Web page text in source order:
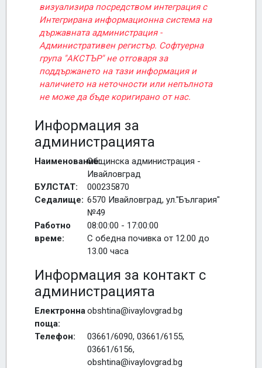
визуализира посредством интеграция с
Интегрирана информационна система на
държавната администрация -
Административен регистър. Софтуерна
група "АКСТЪР" не отговаря за
поддържането на тази информация и
наличието на неточности или непълнота
не може да бъде коригирано от нас.
Информация за
администрацията
Наименование:Общинска администрация -
Ивайловград
БУЛСТАТ:
000235870
Седалище: 6570 Ивайловград, ул."България"
№49
Работно
време:
08:00:00 - 17:00:00
С обедна почивка от 12.00 до
13.00 часа
Информация за контакт с
администрацията
Електронна
поща:
obshtina@ivaylovgrad.bg
Телефон:
03661/6090, 03661/6155,
03661/6156,
obshtina@ivaylovgrad.bg